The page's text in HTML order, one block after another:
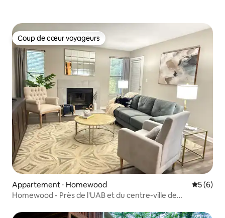
Coup de cœur voyageurs
Coup de cœur voyageurs
Appartement ⋅ Homewood
5 (6)
Homewood - Près de l'UAB et du centre-ville de